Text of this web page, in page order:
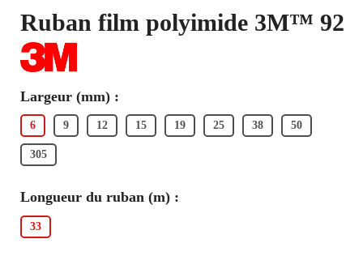
Ruban film polyimide 3M™ 92
Largeur (mm) :
6 9 12 15 19 25 38 50
305
Longueur du ruban (m) :
33